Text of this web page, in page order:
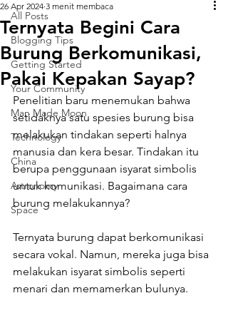
All Posts
Blogging Tips
Getting Started
Your Community
Man Made Moon
Technology
China
Astronomy
Space
Ternyata Begini Cara
Burung Berkomunikasi,
Pakai Kepakan Sayap?
26 Apr 2024 3 menit membaca
Penelitian baru menemukan bahwa
setidaknya satu spesies burung bisa
melakukan tindakan seperti halnya
manusia dan kera besar. Tindakan itu
berupa penggunaan isyarat simbolis
untuk komunikasi. Bagaimana cara
burung melakukannya?
Ternyata burung dapat berkomunikasi
secara vokal. Namun, mereka juga bisa
melakukan isyarat simbolis seperti
menari dan memamerkan bulunya.